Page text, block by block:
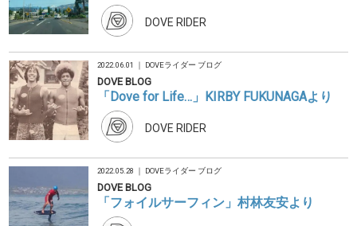
DOVE RIDER
2022.06.01 ｜ DOVEライダー ブログ
DOVE BLOG
「Dove for Life…」KIRBY FUKUNAGAより
DOVE RIDER
2022.05.28 ｜ DOVEライダー ブログ
DOVE BLOG
「フォイルサーフィン」村林友安より